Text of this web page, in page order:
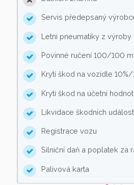
Servis předepsaný
Letní pneumatiky z výroby
Povinné ručení 100/100
Krytí škod na vozidle
Krytí škod na účetní
Likvidace škodních
Registrace vozu
Silniční daň a poplatek za
Palivová karta